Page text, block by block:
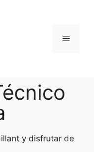
y disfrutar de